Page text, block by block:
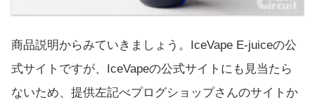
商品説明からみていきましょう。IceVape E-juiceの公
式サイトですが、IceVapeの公式サイトにも見当たら
ないため、提供左記べプログショップさんのサイトか